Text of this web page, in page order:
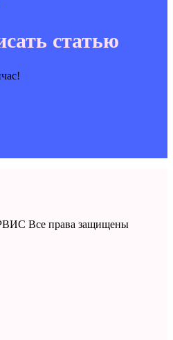
статью
Все права защищены